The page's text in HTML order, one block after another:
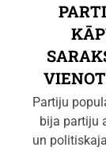
Partiju
bija partiju
un